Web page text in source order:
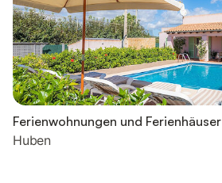
Ferienwohnungen und Ferienhäuser
Huben